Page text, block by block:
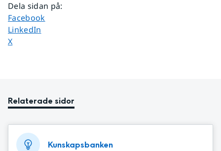
Dela sidan på:
Dela sidan på
Facebook
Dela sidan på
LinkedIn
Dela sidan på
X
Relaterade sidor
Kunskapsbanken